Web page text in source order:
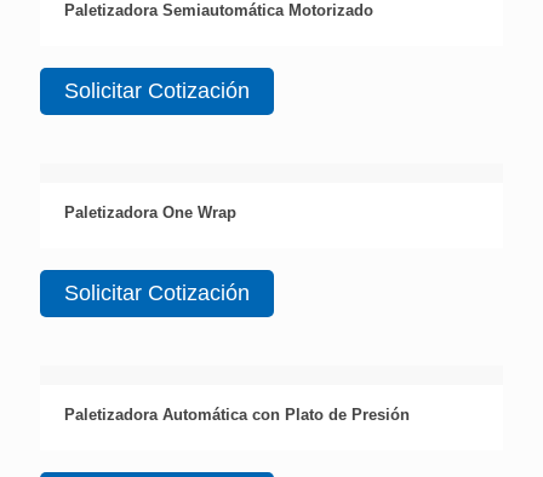
Paletizadora Semiautomática Motorizado
Solicitar Cotización
Paletizadora One Wrap
Solicitar Cotización
Paletizadora Automática con Plato de Presión